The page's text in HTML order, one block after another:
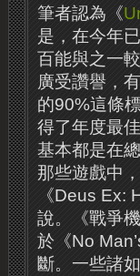
筆者認為《
是，在今年
百能與之一
廣受讚譽，
的90%這條
得了年度最
基本都是在
那些遊戲中
《Deus Ex:
說。《戰爭
於《No
斷。一些諸